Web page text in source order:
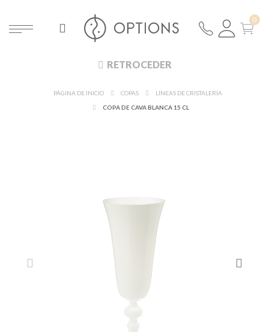
RETROCEDER
PÁGINA DE INICIO COPAS
LÍNEAS DE CRISTALERÍA
COPA DE CAVA BLANCA 15 CL